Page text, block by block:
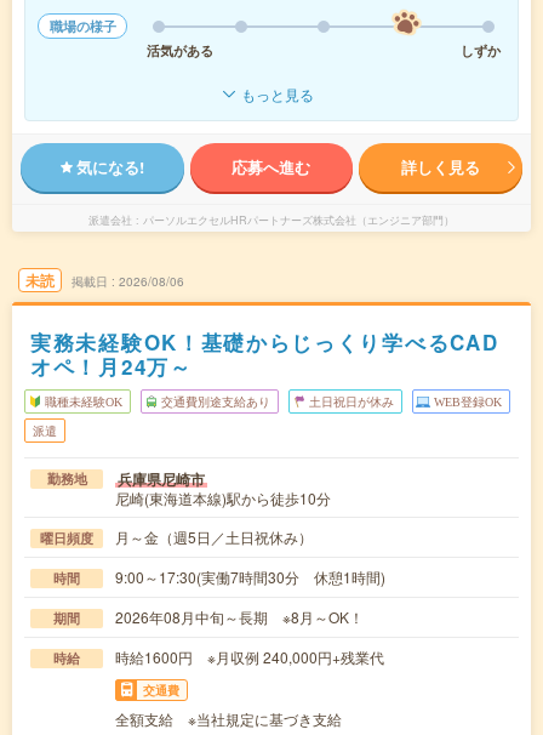
職場の様子
活気がある
しずか
もっと見る
気になる! 応募へ進む 詳しく見る
派遣会社 パーソルエクセルHRパートナーズ株式会社（エンジニア部門）
未読 掲載日 2026/08/06
実務未経験OK！基礎からじっくり学べるCAD
オペ！月24万～
職種未経験OK 交通費別途支給あり 土日祝日が休み WEB登録OK
派遣
勤務地 兵庫県尼崎市
尼崎(東海道本線)駅から徒歩10分
曜日頻度 月～金（週5日／土日祝休み）
時間 9:00～17:30(実働7時間30分 休憩1時間)
期間 2026年08月中旬～長期 ※8月～OK！
時給 時給1600円 ※月収例 240,000円+残業代
交通費
全額支給 ※当社規定に基づき支給